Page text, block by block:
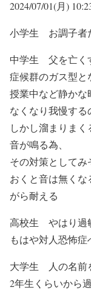
2024/07/01(月)
小学生 お調子者
中学生 父を亡く
症候群のガス型と
授業中など静かな
なくなり我慢する
しかし溜まりま
音が鳴る為、
その対策として
おくと音は無く
がら耐える
高校生 やはり過
もはや対人恐怖症
大学生 人の名前
2年生くらいから